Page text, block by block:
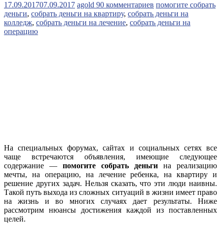
17.09.201707.09.2017 agold 90 комментариев помогите собрать
деньги, собрать деньги на квартиру, собрать деньги на
колледж, собрать деньги на лечение, собрать деньги на
операцию
На специальных форумах, сайтах и социальных сетях все
чаще встречаются объявления, имеющие следующее
содержание — помогите собрать деньги на реализацию
мечты, на операцию, на лечение ребенка, на квартиру и
решение других задач. Нельзя сказать, что эти люди наивны.
Такой путь выхода из сложных ситуаций в жизни имеет право
на жизнь и во многих случаях дает результаты. Ниже
рассмотрим нюансы достижения каждой из поставленных
целей.